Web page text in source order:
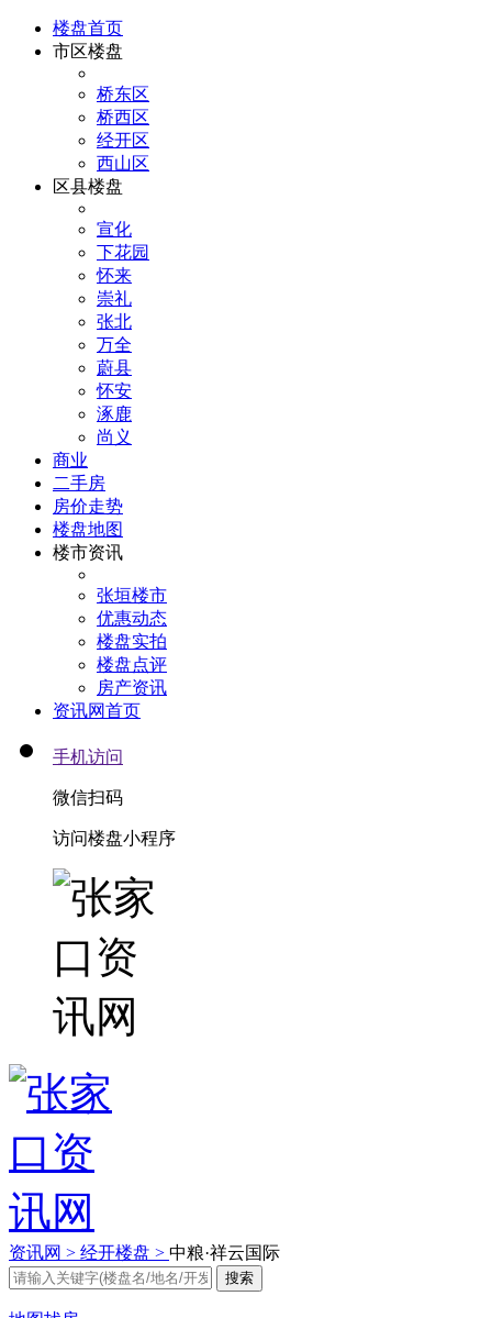
楼盘首页
市区楼盘
桥东区
桥西区
经开区
西山区
区县楼盘
宣化
下花园
怀来
崇礼
张北
万全
蔚县
怀安
涿鹿
尚义
商业
二手房
房价走势
楼盘地图
楼市资讯
张垣楼市
优惠动态
楼盘实拍
楼盘点评
房产资讯
资讯网首页
手机访问
微信扫码
访问楼盘小程序
资讯网 > 经开楼盘 > 中粮·祥云国际